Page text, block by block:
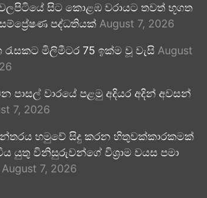
සිට කොළඹ වරායට තවත් භූගත
පද්ධතියක් August 7, 2026
රැසකට මිලිමීටර 75 ඉක්ම වූ වැසි August
පාසල් වාරයේ පළමු අදියර අදින් අවසන්
7, 2026
හමුවේ සිදු කරන හිතුවක්කාරකමක්
යුතු විනිසුරුවන්ගේ විශ්‍රාම වයස පමා
August 7, 2026